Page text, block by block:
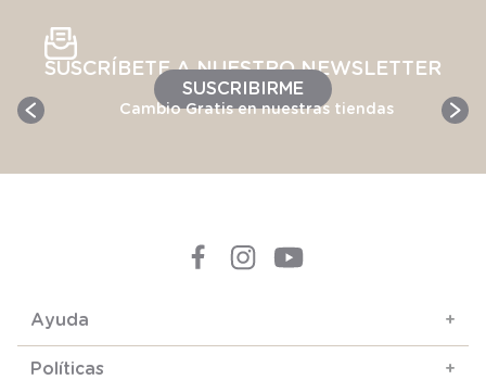
SUSCRÍBETE A NUESTRO NEWSLETTER
SUSCRIBIRME
Cambio Gratis en nuestras tiendas
Ayuda +
Políticas +